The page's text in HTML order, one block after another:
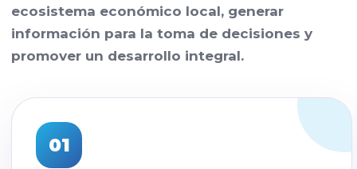
ecosistema económico local, generar
información para la toma de decisiones y
promover un desarrollo integral.
01